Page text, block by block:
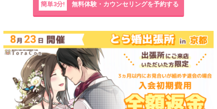
簡単3分! 無料体験・カウンセリングを予約する